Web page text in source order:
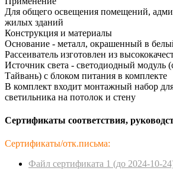
Для общего освещения помещений,
жилых зданий
Конструкция и материалы
Основание - металл, окрашенный в
Рассеиватель изготовлен из
Источник света - светодиодный модуль
Тайвань) с блоком питания в комплекте
В комплект входит монтажный набор
светильника на потолок и стену
Сертификаты соответствия,
Сертификаты/отк.письма:
Файл сертификата 1 (до 2024-10-